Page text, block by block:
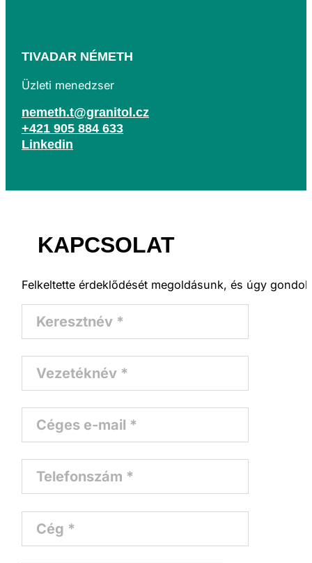
KAPCSOLAT
Felkeltette érdeklődését megoldásunk, és úgy
TIVADAR NÉMETH
Üzleti menedzser
nemeth.t@granitol.cz
+421 905 884 633
Linkedin